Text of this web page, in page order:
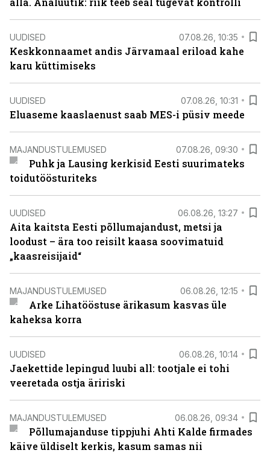
UUDISED 07.08.26, 10:35
Keskkonnaamet andis Järvamaal eriload kahe
karu küttimiseks
UUDISED 07.08.26, 10:31
Eluaseme kaaslaenust saab MES-i püsiv meede
MAJANDUSTULEMUSED 07.08.26, 09:30
Puhk ja Lausing kerkisid Eesti suurimateks
toidutöösturiteks
UUDISED 06.08.26, 13:27
Aita kaitsta Eesti põllumajandust, metsi ja
loodust – ära too reisilt kaasa soovimatuid
„kaasreisijaid“
MAJANDUSTULEMUSED 06.08.26, 12:15
Arke Lihatööstuse ärikasum kasvas üle
kaheksa korra
UUDISED 06.08.26, 10:14
Jaekettide lepingud luubi all: tootjale ei tohi
veeretada ostja äririski
MAJANDUSTULEMUSED 06.08.26, 09:34
Põllumajanduse tippjuhi Ahti Kalde firmades
käive üldiselt kerkis, kasum samas nii